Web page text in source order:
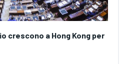
crescono a Hong Kong per